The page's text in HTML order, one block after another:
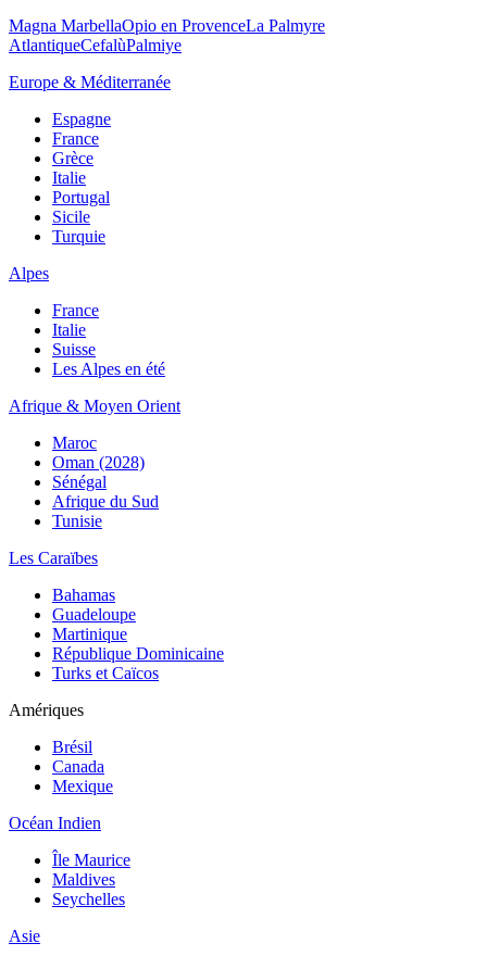
Magna MarbellaOpio en ProvenceLa Palmyre
AtlantiqueCefalùPalmiye
Europe & Méditerranée
Espagne
France
Grèce
Italie
Portugal
Sicile
Turquie
Alpes
France
Italie
Suisse
Les Alpes en été
Afrique & Moyen Orient
Maroc
Oman (2028)
Sénégal
Afrique du Sud
Tunisie
Les Caraïbes
Bahamas
Guadeloupe
Martinique
République Dominicaine
Turks et Caïcos
Amériques
Brésil
Canada
Mexique
Océan Indien
Île Maurice
Maldives
Seychelles
Asie